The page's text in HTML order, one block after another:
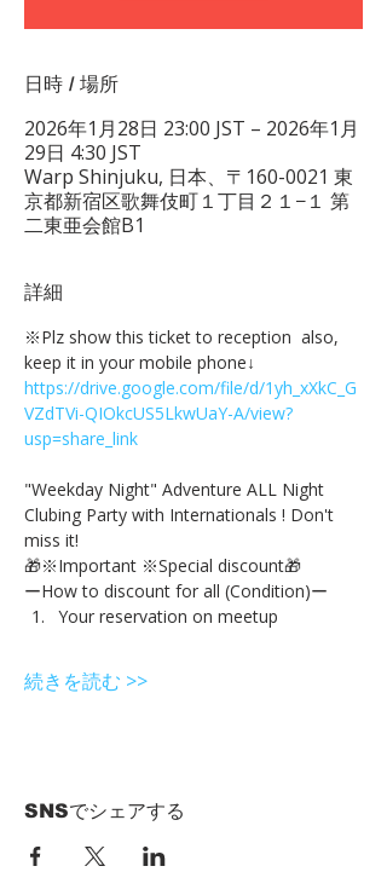
日時 / 場所
2026年1月28日 23:00 JST – 2026年1月
29日 4:30 JST
Warp Shinjuku, 日本、〒160-0021 東
京都新宿区歌舞伎町１丁目２１−１ 第
二東亜会館B1
詳細
※Plz show this ticket to reception  also,
keep it in your mobile phone↓
https://drive.google.com/file/d/1yh_xXkC_G
VZdTVi-QIOkcUS5LkwUaY-A/view?
usp=share_link
"Weekday Night" Adventure ALL Night
Clubing Party with Internationals ! Don't
miss it!
🎁※Important ※Special discount🎁
ーHow to discount for all (Condition)ー
Your reservation on meetup
続きを読む >>
SNSでシェアする